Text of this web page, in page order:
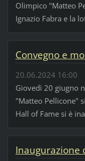
Olimpico "Matteo
Ignazio Fabra e la
Convegno e
20.06.2024 16:00
Giovedì 20 giugno
"Matteo Pellicone"
Hall of Fame si è
Inaugurazione